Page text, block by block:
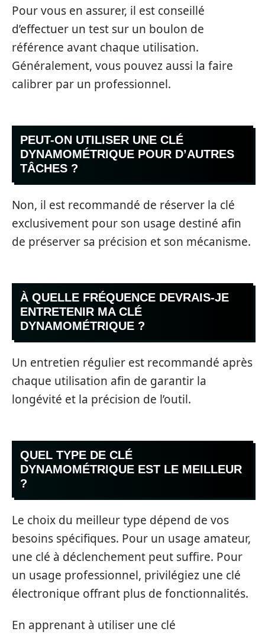
Pour vous en assurer, il est conseillé
d’effectuer un test sur un boulon de
référence avant chaque utilisation.
Généralement, vous pouvez aussi la faire
calibrer par un professionnel.
PEUT-ON UTILISER UNE CLÉ
DYNAMOMÉTRIQUE POUR D’AUTRES
TÂCHES ?
Non, il est recommandé de réserver la clé
exclusivement pour son usage destiné afin
de préserver sa précision et son mécanisme.
À QUELLE FRÉQUENCE DEVRAIS-JE
ENTRETENIR MA CLÉ
DYNAMOMÉTRIQUE ?
Un entretien régulier est recommandé après
chaque utilisation afin de garantir la
longévité et la précision de l’outil.
QUEL TYPE DE CLÉ
DYNAMOMÉTRIQUE EST LE MEILLEUR
?
Le choix du meilleur type dépend de vos
besoins spécifiques. Pour un usage amateur,
une clé à déclenchement peut suffire. Pour
un usage professionnel, privilégiez une clé
électronique offrant plus de fonctionnalités.
En apprenant à utiliser une clé